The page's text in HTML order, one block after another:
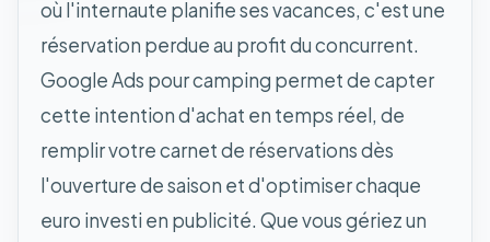
où l'internaute planifie ses vacances, c'est une
réservation perdue au profit du concurrent.
Google Ads pour camping permet de capter
cette intention d'achat en temps réel, de
remplir votre carnet de réservations dès
l'ouverture de saison et d'optimiser chaque
euro investi en publicité. Que vous gériez un